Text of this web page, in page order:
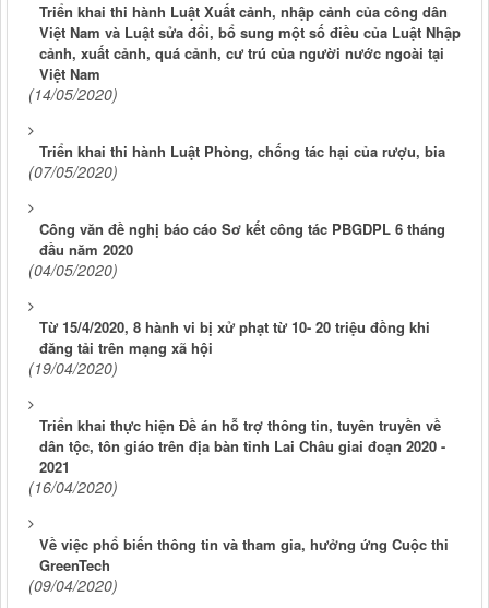
Triển khai thi hành Luật Xuất cảnh, nhập cảnh của công dân
Việt Nam và Luật sửa đổi, bổ sung một số điều của Luật Nhập
cảnh, xuất cảnh, quá cảnh, cư trú của người nước ngoài tại
Việt Nam
(14/05/2020)
Triển khai thi hành Luật Phòng, chống tác hại của rượu, bia
(07/05/2020)
Công văn đề nghị báo cáo Sơ kết công tác PBGDPL 6 tháng
đầu năm 2020
(04/05/2020)
Từ 15/4/2020, 8 hành vi bị xử phạt từ 10- 20 triệu đồng khi
đăng tải trên mạng xã hội
(19/04/2020)
Triển khai thực hiện Đề án hỗ trợ thông tin, tuyên truyền về
dân tộc, tôn giáo trên địa bàn tỉnh Lai Châu giai đoạn 2020 -
2021
(16/04/2020)
Về việc phổ biến thông tin và tham gia, hưởng ứng Cuộc thi
GreenTech
(09/04/2020)